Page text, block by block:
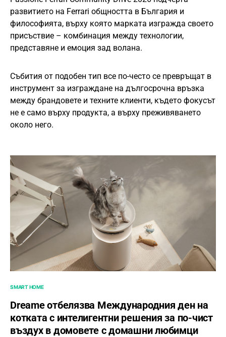
развитието на Ferrari общността в България и
философията, върху която марката изгражда своето
присъствие – комбинация между технологии,
представяне и емоция зад волана.
Събития от подобен тип все по-често се превръщат в
инструмент за изграждане на дългосрочна връзка
между брандовете и техните клиенти, където фокусът
не е само върху продукта, а върху преживяването
около него.
SMART HOME
Dreame отбелязва Международния ден на
котката с интелигентни решения за по-чист
въздух в домовете с домашни любимци